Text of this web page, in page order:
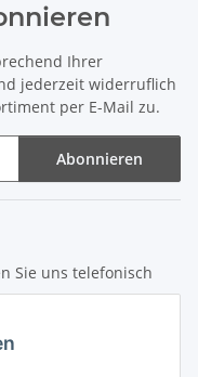
Ihrer
jederzeit widerruflich
per E-Mail zu.
Abonnieren
Sie uns telefonisch